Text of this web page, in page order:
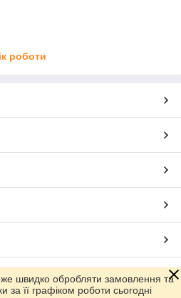
роботи
Prom.ua
швидко обробляти замовлення та
за її графіком роботи сьогодні